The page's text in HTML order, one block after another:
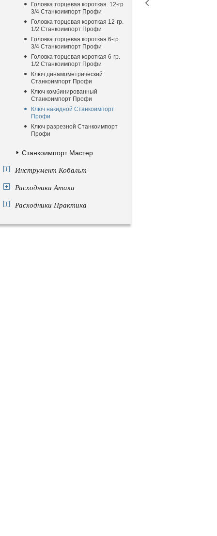
Головка торцевая короткая. 12-гр
3/4 Станкоимпорт Профи
Головка торцевая короткая 12-гр.
1/2 Станкоимпорт Профи
Головка торцевая короткая 6-гр
3/4 Станкоимпорт Профи
Головка торцевая короткая 6-гр.
1/2 Станкоимпорт Профи
Ключ динамометрический
Станкоимпорт Профи
Ключ комбинированный
Станкоимпорт Профи
Ключ накидной Станкоимпорт
Профи
Ключ разрезной Станкоимпорт
Профи
Станкоимпорт Мастер
Инструмент Кобальт
Расходники Атака
Расходники Практика